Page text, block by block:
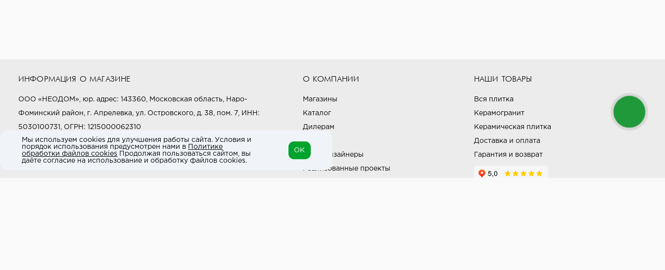
ИНФОРМАЦИЯ О МАГАЗИНЕ
ООО «НЕОДОМ», юр. адрес: 143360, Московская область, Наро-
Фоминский район, г. Апрелевка, ул. Островского, д. 38, пом. 7, ИНН:
5030100731, ОГРН: 1215000062310
Звоните нам:+7 (800) 505-97-97
E-mail: market@neodom.ru
О КОМПАНИИ
Магазины
Каталог
Дилерам
Блог
Наши дизайнеры
Реализованные проекты
НАШИ ТОВАРЫ
Вся плитка
Керамогранит
Керамическая плитка
Доставка и оплата
Гарантия и возврат
Мы используем cookies для улучшения работы сайта. Условия и
порядок использования предусмотрен нами в
Политике
обработки файлов cookies Продолжая пользоваться сайтом, вы
даёте согласие на использование и обработку файлов cookies.
OK